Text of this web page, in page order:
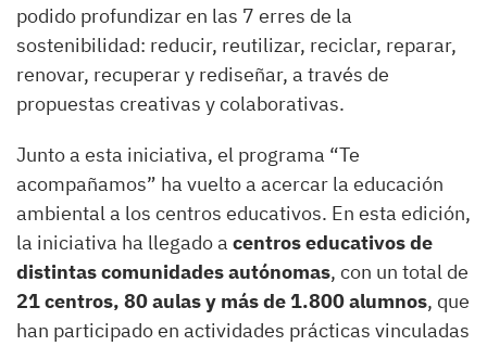
podido profundizar en las 7 erres de la
sostenibilidad: reducir, reutilizar, reciclar, reparar,
renovar, recuperar y rediseñar, a través de
propuestas creativas y colaborativas.
Junto a esta iniciativa, el programa “Te
acompañamos” ha vuelto a acercar la educación
ambiental a los centros educativos. En esta edición,
la iniciativa ha llegado a centros educativos de
distintas comunidades autónomas, con un total de
21 centros, 80 aulas y más de 1.800 alumnos, que
han participado en actividades prácticas vinculadas